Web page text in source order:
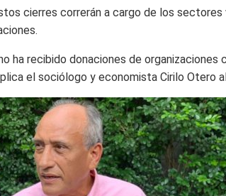
cierres correrán a cargo de los
ha recibido donaciones de organizaciones
el sociólogo y economista Cirilo Otero